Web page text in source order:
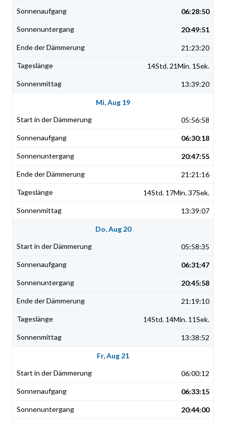
06:28:50
20:49:51
21:23:20
14Std. 21Min. 1Sek.
13:39:20
Mi, Aug 19
05:56:58
06:30:18
20:47:55
21:21:16
14Std. 17Min. 37Sek.
13:39:07
Do, Aug 20
05:58:35
06:31:47
20:45:58
21:19:10
14Std. 14Min. 11Sek.
13:38:52
Fr, Aug 21
06:00:12
06:33:15
20:44:00